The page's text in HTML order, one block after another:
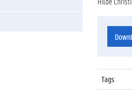
Tags: